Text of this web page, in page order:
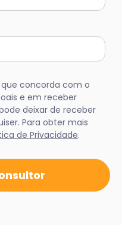
concorda com o
e em receber
deixar de receber
Para obter mais
de Privacidade.